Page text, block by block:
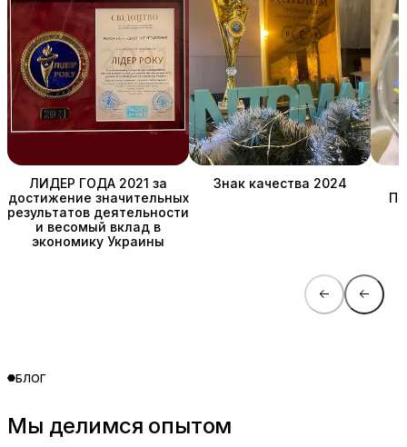
ЛИДЕР ГОДА 2021 за
достижение значительных
результатов деятельности
и весомый вклад в
экономику Украины
Знак качества 2024
БЛОГ
Мы делимся опытом